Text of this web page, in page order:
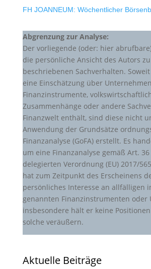
FH JOANNEUM: Wöchentlicher
Abgrenzung zur Analyse:
Der vorliegende (oder: hier
die persönliche Ansicht des Autors
beschriebenen Sachverhalten.
eine Einschätzung über
Finanzinstrumente,
Zusammenhänge oder andere
Finanzwelt enthält, sind diese nicht
Anwendung der Grundsätze
Finanzanalyse (GoFA) erstellt. Es
um eine Finanzanalyse gemäß Art.
delegierten Verordnung (EU) 2017/
hat zum Zeitpunkt des Erscheinens
persönliches Interesse an allfälligen
genannten Finanzinstrumenten oder
insbesondere hält er keine
solche veräußern.
Aktuelle Beiträge